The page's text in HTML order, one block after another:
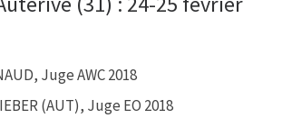
Juge AWC 2018
(AUT), Juge EO 2018